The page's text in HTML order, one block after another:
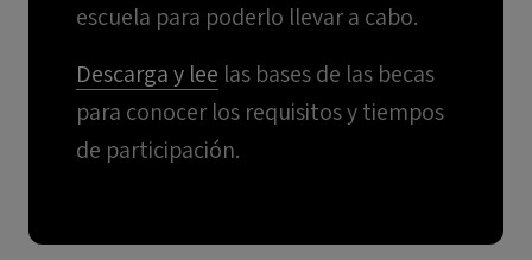
escuela para poderlo llevar a cabo.
Descarga y lee las bases de las becas
para conocer los requisitos y tiempos
de participación.